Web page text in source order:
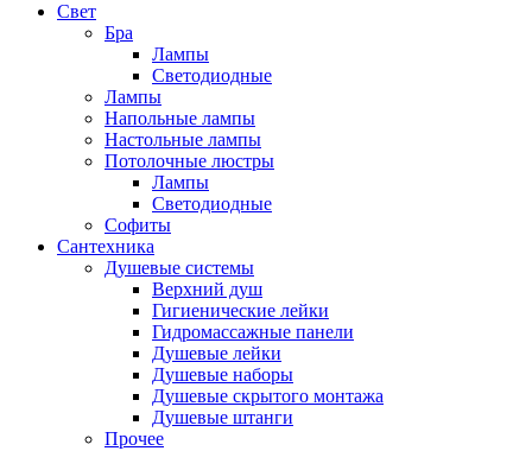
Свет
Бра
Лампы
Светодиодные
Лампы
Напольные лампы
Настольные лампы
Потолочные люстры
Лампы
Светодиодные
Софиты
Сантехника
Душевые системы
Верхний душ
Гигиенические лейки
Гидромассажные панели
Душевые лейки
Душевые наборы
Душевые скрытого монтажа
Душевые штанги
Прочее